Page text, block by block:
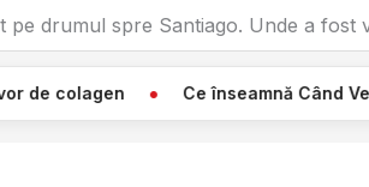
pe drumul spre Santiago. Unde a fost
Ce înseamnă Când Vezi O Pânză Albă